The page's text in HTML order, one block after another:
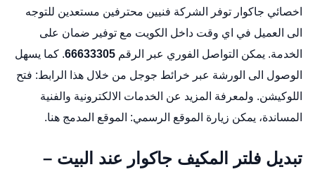
اخصائي جاكوار توفر الشركة فنيين محترفين مستعدين للتوجه
الى العميل في اي وقت داخل الكويت مع توفير ضمان على
الخدمة. يمكن التواصل الفوري عبر الرقم 66633305. كما يسهل
الوصول الى الورشة عبر خرائط جوجل من خلال هذا الرابط: فتح
اللوكيشن. ولمعرفة المزيد عن الخدمات الالكترونية والفنية
المساندة، يمكن زيارة الموقع الرسمي: الموقع المدمج هنا.
تبديل فلتر المكيف جاكوار عند البيت –